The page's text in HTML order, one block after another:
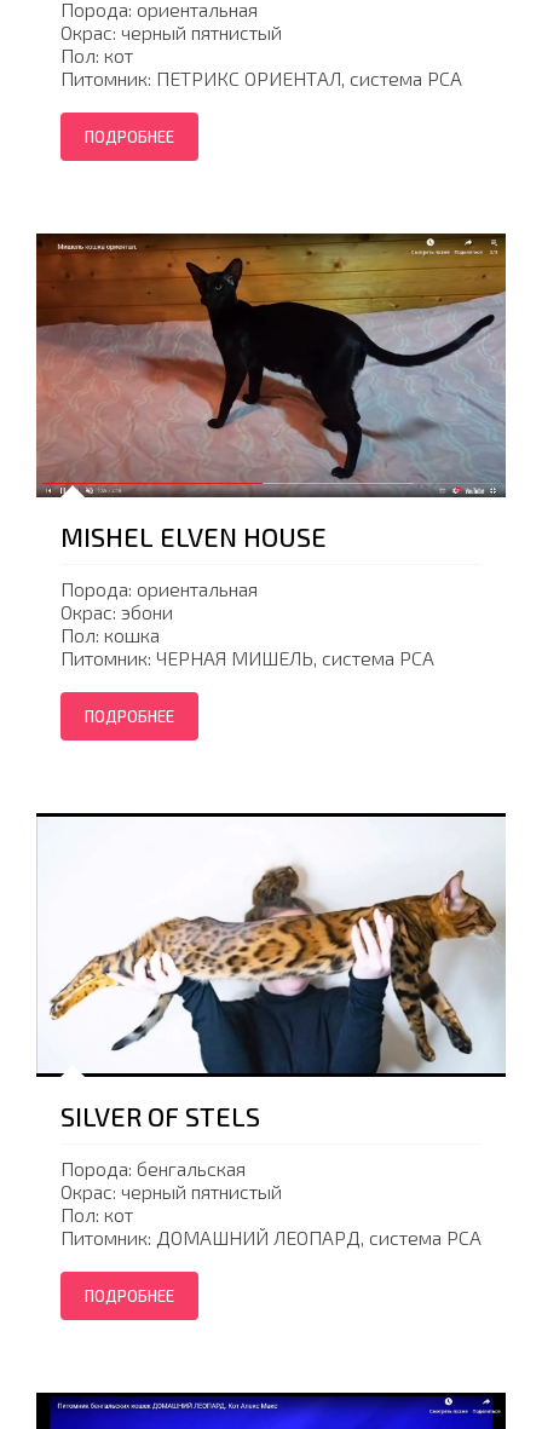
Порода: ориентальная
Окрас: черный пятнистый
Пол: кот
Питомник: ПЕТРИКС ОРИЕНТАЛ, система PCA
ПОДРОБНЕЕ
MISHEL ELVEN HOUSE
Порода: ориентальная
Окрас: эбони
Пол: кошка
Питомник: ЧЕРНАЯ МИШЕЛЬ, система PCA
ПОДРОБНЕЕ
SILVER OF STELS
Порода: бенгальская
Окрас: черный пятнистый
Пол: кот
Питомник: ДОМАШНИЙ ЛЕОПАРД, система PCA
ПОДРОБНЕЕ